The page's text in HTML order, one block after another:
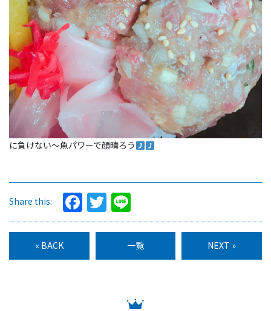
に負けない〜魚パワーで顔晴ろう
Share this: Facebook
Twitter
« BACK 一覧 NEXT »